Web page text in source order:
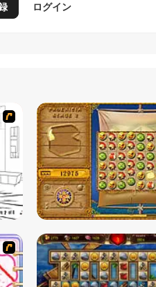
ログイン